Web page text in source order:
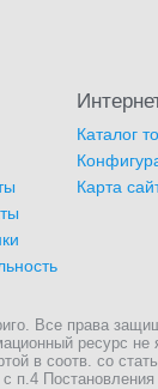
Каталог
Карта
Все права
ресурс не
в соотв. со
с п.4